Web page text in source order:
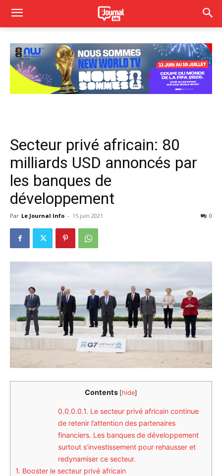
Secteur privé africain: 80
milliards USD annoncés par
les banques de
développement
Par Le Journal Info - 15 juin 2021 0
Contents [hide]
0.0.0.0.1. Le secteur privé africain continue
de retenir l’attention des partenaires
financiers. Les banques de développement
surtout s’investissement pour rehausser et
redynamiser ce secteur.
1. Booster le secteur privé africain